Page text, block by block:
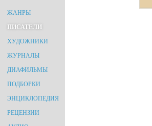
ЖАНРЫ
ПИСАТЕЛИ
ХУДОЖНИКИ
ЖУРНАЛЫ
ДИАФИЛЬМЫ
ПОДБОРКИ
ЭНЦИКЛОПЕДИЯ
РЕЦЕНЗИИ